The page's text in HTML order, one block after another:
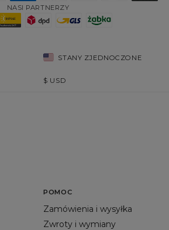
NASI PARTNERZY
STANY ZJEDNOCZONE
$ USD
POMOC
Zamówienia i wysyłka
Zwroty i wymiany